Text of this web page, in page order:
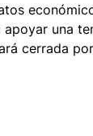
una
cerrada